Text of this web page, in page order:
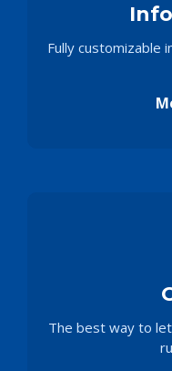
Fully customizable
The best way to